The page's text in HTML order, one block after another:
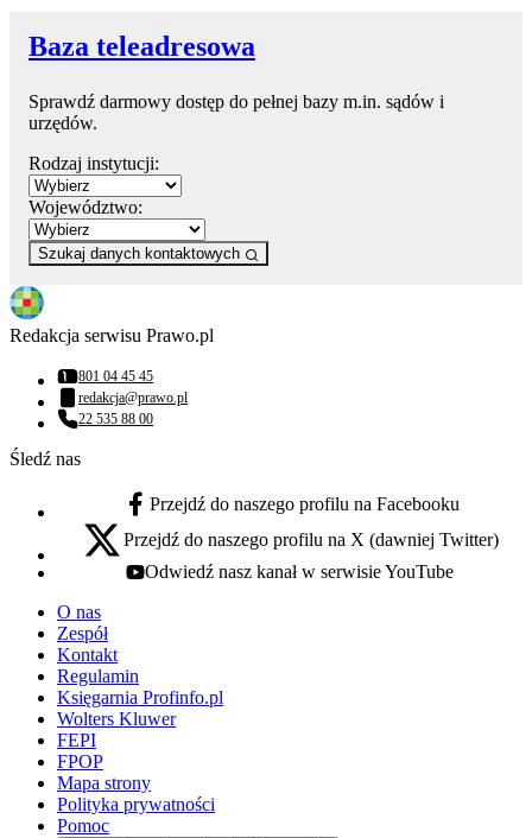
Baza teleadresowa
Sprawdź darmowy dostęp do pełnej bazy m.in. sądów i
urzędów.
Rodzaj instytucji:
Województwo:
Szukaj danych kontaktowych
Redakcja serwisu Prawo.pl
Numer telefonu:
801 04 45 45
Adres email:
redakcja@prawo.pl
Numer telefonu:
22 535 88 00
Śledź nas
facebook - otwiera się w nowej karcie
Przejdź do naszego profilu na Facebooku
x - otwiera się w nowej karcie
Przejdź do naszego profilu na X (dawniej Twitter)
youtube - otwiera się w nowej karcie
Odwiedź nasz kanał w serwisie YouTube
O nas
Zespół
Kontakt
Regulamin
Księgarnia Profinfo.pl
Wolters Kluwer
FEPI
FPOP
Mapa strony
Polityka prywatności
Pomoc